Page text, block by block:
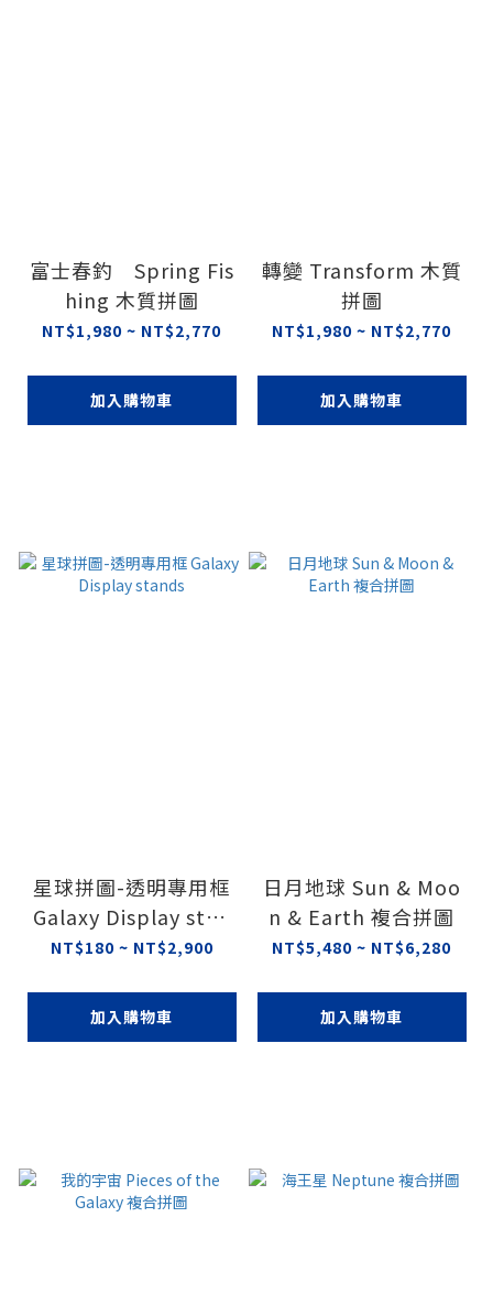
富士春釣 Spring Fis
hing 木質拼圖
NT$1,980 ~ NT$2,770
加入購物車
轉變 Transform 木質
拼圖
NT$1,980 ~ NT$2,770
加入購物車
星球拼圖-透明專用框
Galaxy Display stan
ds
NT$180 ~ NT$2,900
加入購物車
日月地球 Sun & Moo
n & Earth 複合拼圖
NT$5,480 ~ NT$6,280
加入購物車